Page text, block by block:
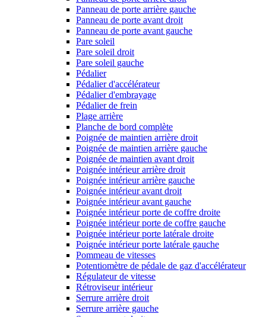
Panneau de porte arrière gauche
Panneau de porte avant droit
Panneau de porte avant gauche
Pare soleil
Pare soleil droit
Pare soleil gauche
Pédalier
Pédalier d'accélérateur
Pédalier d'embrayage
Pédalier de frein
Plage arrière
Planche de bord complète
Poignée de maintien arrière droit
Poignée de maintien arrière gauche
Poignée de maintien avant droit
Poignée intérieur arrière droit
Poignée intérieur arrière gauche
Poignée intérieur avant droit
Poignée intérieur avant gauche
Poignée intérieur porte de coffre droite
Poignée intérieur porte de coffre gauche
Poignée intérieur porte latérale droite
Poignée intérieur porte latérale gauche
Pommeau de vitesses
Potentiomètre de pédale de gaz d'accélérateur
Régulateur de vitesse
Rétroviseur intérieur
Serrure arrière droit
Serrure arrière gauche